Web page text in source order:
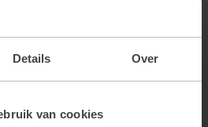
Details Over
van cookies
gestart in 1987. De eisen